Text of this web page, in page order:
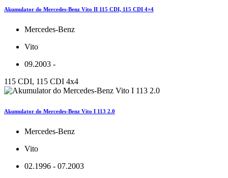
Akumulator do Mercedes-Benz Vito II 115 CDI, 115 CDI 4×4
Mercedes-Benz
Vito
09.2003 -
115 CDI, 115 CDI 4x4
Akumulator do Mercedes-Benz Vito I 113 2.0
Mercedes-Benz
Vito
02.1996 - 07.2003